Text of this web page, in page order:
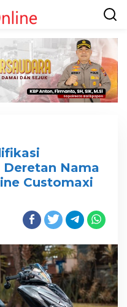
Nama
Customaxi